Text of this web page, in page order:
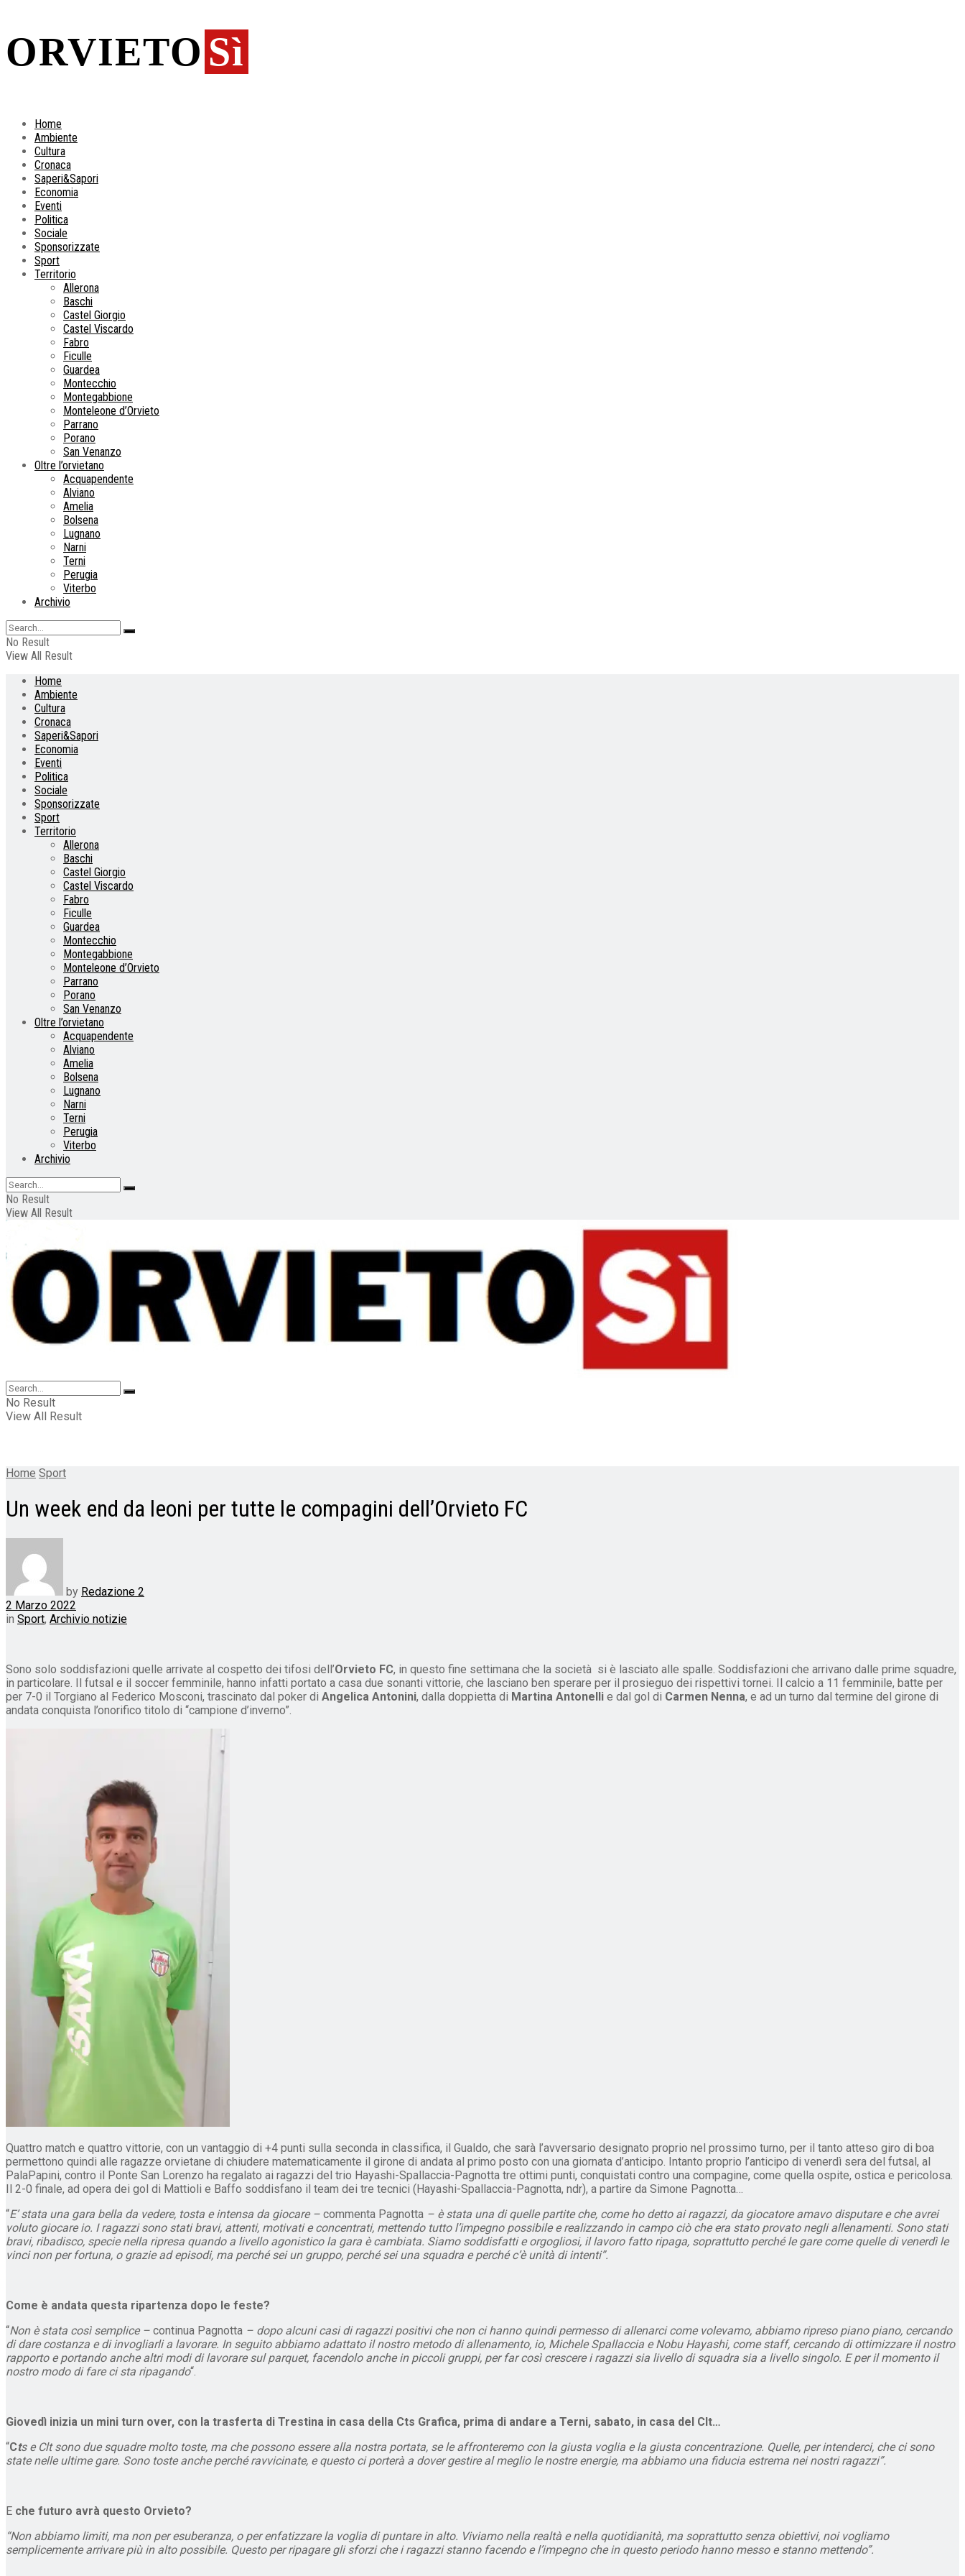
ORVIETO Sì
Home
Ambiente
Cultura
Cronaca
Saperi&Sapori
Economia
Eventi
Politica
Sociale
Sponsorizzate
Sport
Territorio
Allerona
Baschi
Castel Giorgio
Castel Viscardo
Fabro
Ficulle
Guardea
Montecchio
Montegabbione
Monteleone d’Orvieto
Parrano
Porano
San Venanzo
Oltre l’orvietano
Acquapendente
Alviano
Amelia
Bolsena
Lugnano
Narni
Terni
Perugia
Viterbo
Archivio
No Result
View All Result
Home
Ambiente
Cultura
Cronaca
Saperi&Sapori
Economia
Eventi
Politica
Sociale
Sponsorizzate
Sport
Territorio
Allerona
Baschi
Castel Giorgio
Castel Viscardo
Fabro
Ficulle
Guardea
Montecchio
Montegabbione
Monteleone d’Orvieto
Parrano
Porano
San Venanzo
Oltre l’orvietano
Acquapendente
Alviano
Amelia
Bolsena
Lugnano
Narni
Terni
Perugia
Viterbo
Archivio
No Result
View All Result
No Result
View All Result
Home Sport
Un week end da leoni per tutte le compagini dell’Orvieto FC
by Redazione 2
2 Marzo 2022
in Sport, Archivio notizie
Sono solo soddisfazioni quelle arrivate al cospetto dei tifosi dell’Orvieto FC, in questo fine settimana che la società si è lasciato alle spalle. Soddisfazioni che arrivano dalle prime squadre,
in particolare. Il futsal e il soccer femminile, hanno infatti portato a casa due sonanti vittorie, che lasciano ben sperare per il prosieguo dei rispettivi tornei. Il calcio a 11 femminile, batte per
per 7-0 il Torgiano al Federico Mosconi, trascinato dal poker di Angelica Antonini, dalla doppietta di Martina Antonelli e dal gol di Carmen Nenna, e ad un turno dal termine del girone di
andata conquista l’onorifico titolo di “campione d’inverno”.
Quattro match e quattro vittorie, con un vantaggio di +4 punti sulla seconda in classifica, il Gualdo, che sarà l’avversario designato proprio nel prossimo turno, per il tanto atteso giro di boa
permettono quindi alle ragazze orvietane di chiudere matematicamente il girone di andata al primo posto con una giornata d’anticipo. Intanto proprio l’anticipo di venerdì sera del futsal, al
PalaPapini, contro il Ponte San Lorenzo ha regalato ai ragazzi del trio Hayashi-Spallaccia-Pagnotta tre ottimi punti, conquistati contro una compagine, come quella ospite, ostica e pericolosa.
Il 2-0 finale, ad opera dei gol di Mattioli e Baffo soddisfano il team dei tre tecnici (Hayashi-Spallaccia-Pagnotta, ndr), a partire da Simone Pagnotta…
“E’ stata una gara bella da vedere, tosta e intensa da giocare – commenta Pagnotta – è stata una di quelle partite che, come ho detto ai ragazzi, da giocatore amavo disputare e che avrei
voluto giocare io. I ragazzi sono stati bravi, attenti, motivati e concentrati, mettendo tutto l’impegno possibile e realizzando in campo ciò che era stato provato negli allenamenti. Sono stati
bravi, ribadisco, specie nella ripresa quando a livello agonistico la gara è cambiata. Siamo soddisfatti e orgogliosi, il lavoro fatto ripaga, soprattutto perché le gare come quelle di venerdì le
vinci non per fortuna, o grazie ad episodi, ma perché sei un gruppo, perché sei una squadra e perché c’è unità di intenti”.
Come è andata questa ripartenza dopo le feste?
“Non è stata così semplice – continua Pagnotta – dopo alcuni casi di ragazzi positivi che non ci hanno quindi permesso di allenarci come volevamo, abbiamo ripreso piano piano, cercando
di dare costanza e di invogliarli a lavorare. In seguito abbiamo adattato il nostro metodo di allenamento, io, Michele Spallaccia e Nobu Hayashi, come staff, cercando di ottimizzare il nostro
rapporto e portando anche altri modi di lavorare sul parquet, facendolo anche in piccoli gruppi, per far così crescere i ragazzi sia livello di squadra sia a livello singolo. E per il momento il
nostro modo di fare ci sta ripagando“.
Giovedì inizia un mini turn over, con la trasferta di Trestina in casa della Cts Grafica, prima di andare a Terni, sabato, in casa del Clt…
“Cts e Clt sono due squadre molto toste, ma che possono essere alla nostra portata, se le affronteremo con la giusta voglia e la giusta concentrazione. Quelle, per intenderci, che ci sono
state nelle ultime gare. Sono toste anche perché ravvicinate, e questo ci porterà a dover gestire al meglio le nostre energie, ma abbiamo una fiducia estrema nei nostri ragazzi”.
E che futuro avrà questo Orvieto?
“Non abbiamo limiti, ma non per esuberanza, o per enfatizzare la voglia di puntare in alto. Viviamo nella realtà e nella quotidianità, ma soprattutto senza obiettivi, noi vogliamo
semplicemente arrivare più in alto possibile. Questo per ripagare gli sforzi che i ragazzi stanno facendo e l’impegno che in questo periodo hanno messo e stanno mettendo”.